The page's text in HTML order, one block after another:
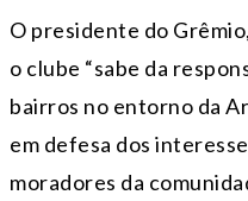
O presidente do
o clube “sabe da
bairros no entorno da
em defesa dos
moradores da